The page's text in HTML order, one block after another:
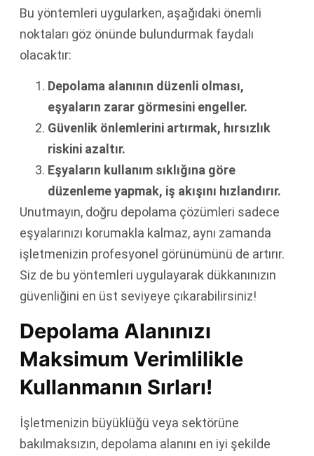
Bu yöntemleri uygularken, aşağıdaki önemli
noktaları göz önünde bulundurmak faydalı
olacaktır:
Depolama alanının düzenli olması,
eşyaların zarar görmesini engeller.
Güvenlik önlemlerini artırmak, hırsızlık
riskini azaltır.
Eşyaların kullanım sıklığına göre
düzenleme yapmak, iş akışını hızlandırır.
Unutmayın, doğru depolama çözümleri sadece
eşyalarınızı korumakla kalmaz, aynı zamanda
işletmenizin profesyonel görünümünü de artırır.
Siz de bu yöntemleri uygulayarak dükkanınızın
güvenliğini en üst seviyeye çıkarabilirsiniz!
Depolama Alanınızı
Maksimum Verimlilikle
Kullanmanın Sırları!
İşletmenizin büyüklüğü veya sektörüne
bakılmaksızın, depolama alanını en iyi şekilde